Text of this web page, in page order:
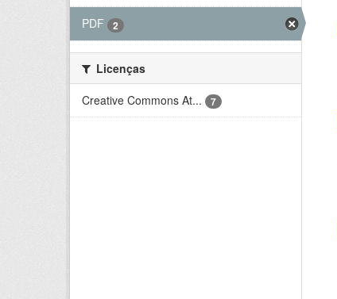
PDF 2
Licenças
Creative Commons At...
7